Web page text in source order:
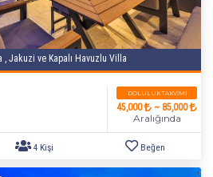
, Jakuzi ve Kapalı Havuzlu Villa
DOLULUK TAKVIMI
45,000 ~ 85,000
Aralığında